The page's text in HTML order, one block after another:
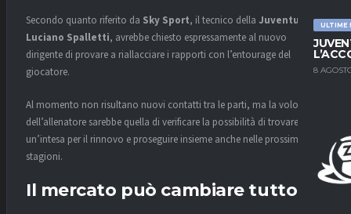
ULTIME
8
Secondo quanto riferito da Sky Sport, il tecnico della Juventus
Luciano Spalletti, avrebbe chiesto espressamente al nuovo
dirigente di provare a riallacciare i rapporti con l’entourage del
giocatore.
Al momento non risultano nuovi contatti tra le parti, ma la volontà
dell’allenatore sarebbe quella di verificare la possibilità di trovare
un’intesa per il rinnovo e proseguire insieme anche nelle prossime
stagioni.
Il mercato può cambiare tutto